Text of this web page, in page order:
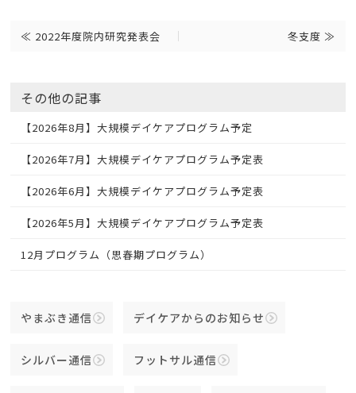
≪ 2022年度院内研究発表会 冬支度 ≫
その他の記事
【2026年8月】大規模デイケアプログラム予定
【2026年7月】大規模デイケアプログラム予定表
【2026年6月】大規模デイケアプログラム予定表
【2026年5月】大規模デイケアプログラム予定表
12月プログラム（思春期プログラム）
やまぶき通信 デイケアからのお知らせ
シルバー通信 フットサル通信